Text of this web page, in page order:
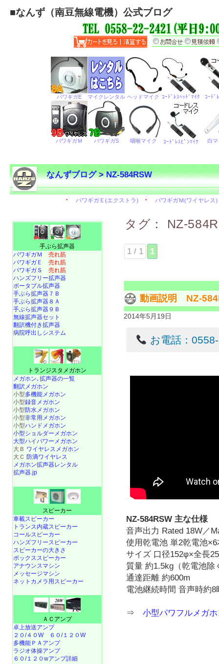
■なんず（南豆無線電機）公式ブログ
なんずブログ>NZ-584RSW
タグ： NZ-
1 / 1 1
動画説明 NZ-
2014年5月19日
お電話：
NZ-584RSW 主な仕様
音声出力 Rated 18W／
使用乾電池 単2乾電池×6
サイズ 口径152φ×全長
質量 約1.5kg（乾電池除
通達距離 約600m
電池継続時間 音声時約8
⇒小型パワフルメガ
手ぶら拡声器
パワギガＭ 売れ筋
パワギガＥ 売れ筋
パワギガＳ 売れ筋
ハンズフリー拡声器
ポータブル拡声器
手ぶら拡声器７Ｂ
手ぶら拡声器８Ａ
手ぶら拡声器９Ｂ
無線拡声器セット
翻訳機付き拡声器
病院呼出しシステム
トランジスタメガホン
メガホン､拡声器の一覧
翻訳メガホン
小型多機能メガホン
小型録音メガホン
小型防水メガホン
小型非常用メガホン
小型ハンドメガホン
小型ショルダーメガホン
大型ハイパワーメガホン
大Ｂ ワイヤレスメガホン
大Ｃ 防滴ワイヤレス
メガホン拡声器レンタル
拡声器.jp
スピーカー
車載スピーカー
トランス内蔵スピーカー
コールスピーカー
ハンズフリースピーカー
スピーカーの大きさ
ボックススピーカー
アナウンスマシン
メッセージマシン
ネットカメラ用スピーカー
ＡＣアンプ
卓上放送アンプ
２０/４０W
６０/１２０W
多機能ＰＡアンプ
ラジオ体操アンプ
６０/１２０wアンプ詳細